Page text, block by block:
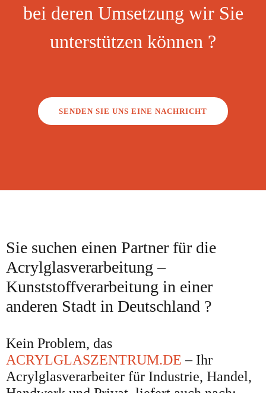
bei deren Umsetzung wir Sie
unterstützen können ?
SENDEN SIE UNS EINE NACHRICHT
Sie suchen einen Partner für die
Acrylglasverarbeitung –
Kunststoffverarbeitung in einer
anderen Stadt in Deutschland ?
Kein Problem, das
ACRYLGLASZENTRUM.DE – Ihr
Acrylglasverarbeiter für Industrie, Handel,